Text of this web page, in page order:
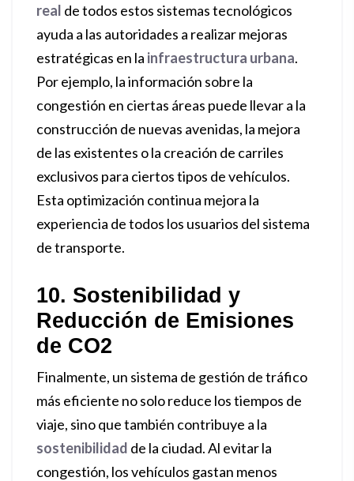
real de todos estos sistemas tecnológicos
ayuda a las autoridades a realizar mejoras
estratégicas en la infraestructura urbana.
Por ejemplo, la información sobre la
congestión en ciertas áreas puede llevar a la
construcción de nuevas avenidas, la mejora
de las existentes o la creación de carriles
exclusivos para ciertos tipos de vehículos.
Esta optimización continua mejora la
experiencia de todos los usuarios del sistema
de transporte.
10. Sostenibilidad y
Reducción de Emisiones
de CO2
Finalmente, un sistema de gestión de tráfico
más eficiente no solo reduce los tiempos de
viaje, sino que también contribuye a la
sostenibilidad de la ciudad. Al evitar la
congestión, los vehículos gastan menos